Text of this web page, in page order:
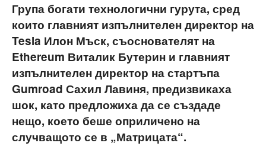
Група богати технологични гурута, сред
които главният изпълнителен директор на
Tesla Илон Мъск, съоснователят на
Ethereum Виталик Бутерин и главният
изпълнителен директор на стартъпа
Gumroad Сахил Лавиня, предизвикаха
шок, като предложиха да се създаде
нещо, което беше оприличено на
случващото се в „Матрицата“.